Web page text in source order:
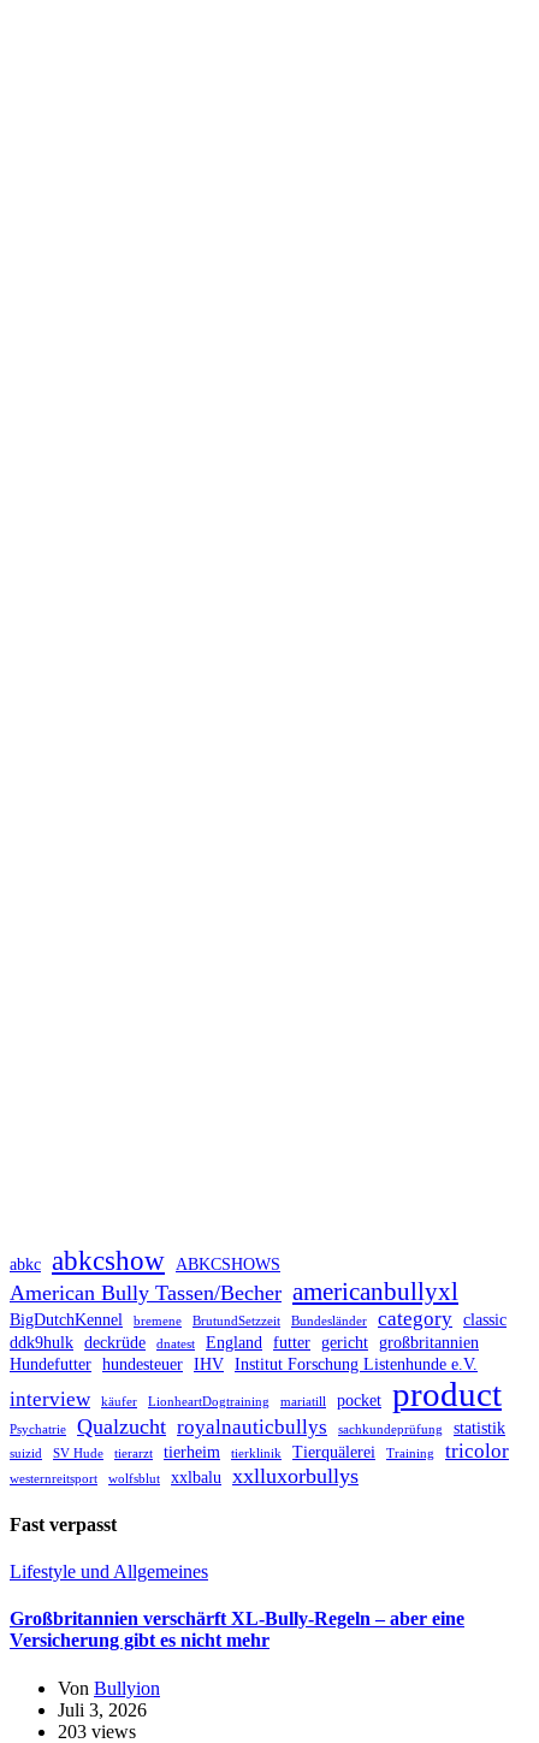
abkc abkcshow ABKCSHOWS
American Bully Tassen/Becher americanbullyxl
BigDutchKennel bremene BrutundSetzzeit Bundesländer category classic
ddk9hulk deckrüde dnatest England futter gericht großbritannien
Hundefutter hundesteuer IHV Institut Forschung Listenhunde e.V.
interview käufer LionheartDogtraining mariatill pocket product
Psychatrie Qualzucht royalnauticbullys sachkundeprüfung statistik
suizid SV Hude tierarzt tierheim tierklinik Tierquälerei Training tricolor
westernreitsport wolfsblut xxlbalu xxlluxorbullys
Fast verpasst
Lifestyle und Allgemeines
Großbritannien verschärft XL-Bully-Regeln – aber eine
Versicherung gibt es nicht mehr
Von Bullyion
Juli 3, 2026
203 views